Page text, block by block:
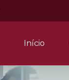
Início